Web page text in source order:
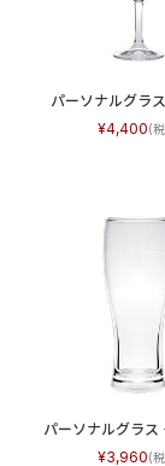
パーソナルグラ
4,400
パーソナルグラス
3,960